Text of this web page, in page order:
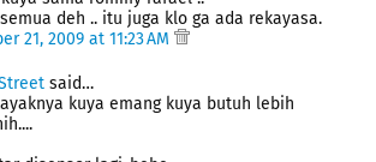
deh .. itu juga klo ga ada rekayasa.
21, 2009 at 11:23 AM
said…
kuya emang kuya butuh lebih